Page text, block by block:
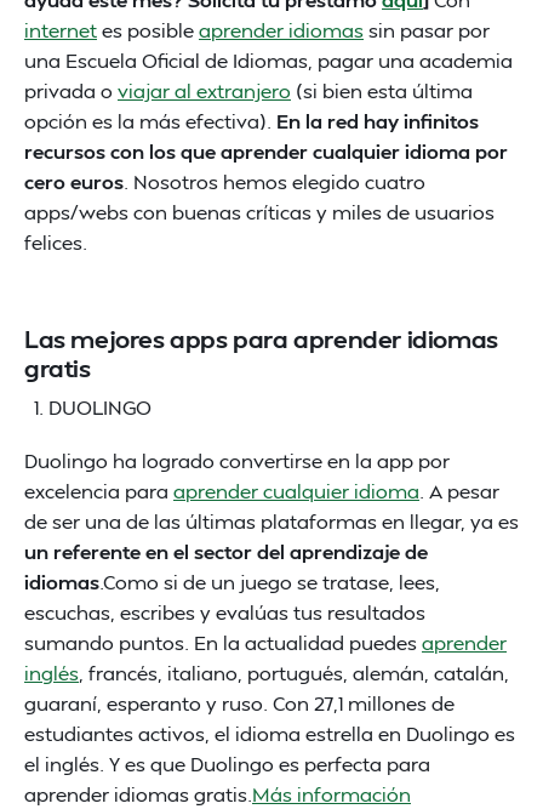
internetes posibleaprender idiomassin pasar por
una Escuela Oficial de Idiomas, pagar una academia
privada o viajar al extranjero (si bien esta última
opción es la más efectiva). En la red hay infinitos
recursos con los que aprender cualquier idioma por
cero euros . Nosotros hemos elegido cuatro
apps/webs con buenas críticas y miles de usuarios
felices.
Las mejores apps para aprender idiomas
gratis
DUOLINGO
Duolingo ha logrado convertirse en la app por
excelencia para aprender cualquier idioma . A pesar
de ser una de las últimas plataformas en llegar, ya es
un referente en el sector del aprendizaje de
idiomas.Como si de un juego se tratase, lees,
escuchas, escribes y evalúas tus resultados
sumando puntos. En la actualidad puedesaprender
inglés , francés, italiano, portugués, alemán, catalán,
guaraní, esperanto y ruso. Con 27,1 millones de
estudiantes activos, el idioma estrella en Duolingo es
el inglés. Y es que Duolingo es perfecta para
aprender idiomas gratis. Más información